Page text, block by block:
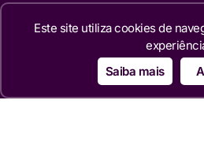
CINEMA
SÉRIES
ÚLTIMAS NOTÍCIAS
Este site utiliza cookies de
Saiba mais